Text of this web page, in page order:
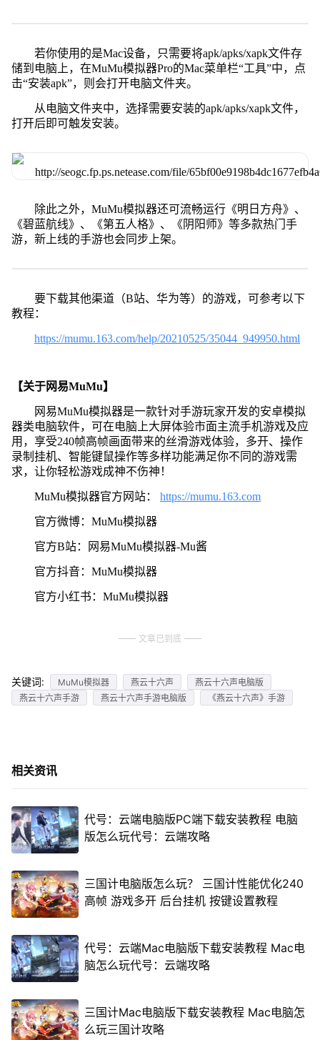
若你使用的是Mac设备，只需要将apk/apks/xapk文件存
储到电脑上，在MuMu模拟器Pro的Mac菜单栏“工具”中，点
击“安装apk”，则会打开电脑文件夹。
从电脑文件夹中，选择需要安装的apk/apks/xapk文件，
打开后即可触发安装。
除此之外，MuMu模拟器还可流畅运行《明日方舟》、
《碧蓝航线》、《第五人格》、《阴阳师》等多款热门手
游，新上线的手游也会同步上架。
要下载其他渠道（B站、华为等）的游戏，可参考以下
教程：
https://mumu.163.com/help/20210525/35044_949950.html
【关于网易MuMu】
网易MuMu模拟器是一款针对手游玩家开发的安卓模拟
器类电脑软件，可在电脑上大屏体验市面主流手机游戏及应
用，享受240帧高帧画面带来的丝滑游戏体验，多开、操作
录制挂机、智能键鼠操作等多样功能满足你不同的游戏需
求，让你轻松游戏成神不伤神！
MuMu模拟器官方网站： https://mumu.163.com
官方微博：MuMu模拟器
官方B站：网易MuMu模拟器-Mu酱
官方抖音：MuMu模拟器
官方小红书：MuMu模拟器
文章已到底
关键词: MuMu模拟器 燕云十六声
燕云十六声电脑版
燕云十六声手游
燕云十六声手游电脑版 《燕云十六声》手游
相关资讯
代号：云端电脑版PC端下载安装教程 电脑
版怎么玩代号：云端攻略
三国计电脑版怎么玩？ 三国计性能优化240
高帧 游戏多开 后台挂机 按键设置教程
代号：云端Mac电脑版下载安装教程 Mac电
脑怎么玩代号：云端攻略
三国计Mac电脑版下载安装教程 Mac电脑怎
么玩三国计攻略